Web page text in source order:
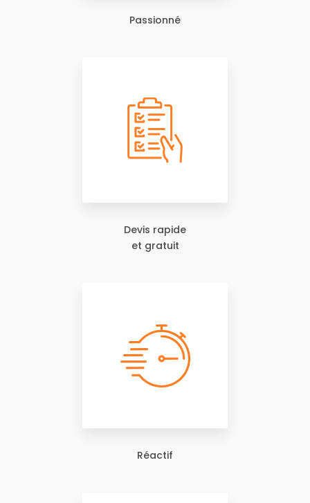
Passionné
Devis rapide
et gratuit
Réactif